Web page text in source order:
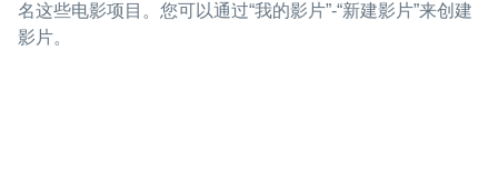
名这些电影项目。您可以通过“我的影片”-“新建影片”来创建
影片。